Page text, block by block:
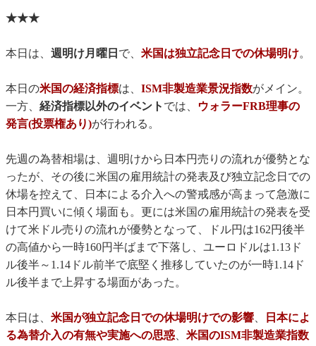
★★★
本日は、 週明け月曜日 で、 米国は独立記念日での休場明け。
本日の米国の経済指標は、 ISM非製造業景況指数がメイン。
一方、 経済指標以外のイベント では、
ウォラーFRB理事の
発言(投票権あり)が行われる。
先週の為替相場は、週明けから日本円売りの流れが優勢とな
ったが、その後に米国の雇用統計の発表及び独立記念日での
休場を控えて、日本による介入への警戒感が高まって急激に
日本円買いに傾く場面も。更には米国の雇用統計の発表を受
けて米ドル売りの流れが優勢となって、ドル円は162円後半
の高値から一時160円半ばまで下落し、ユーロドルは1.13ド
ル後半～1.14ドル前半で底堅く推移していたのが一時1.14ド
ル後半まで上昇する場面があった。
本日は、 米国が独立記念日での休場明けでの影響、
日本によ
る為替介入の有無や実施への思惑、 米国のISM非製造業指数